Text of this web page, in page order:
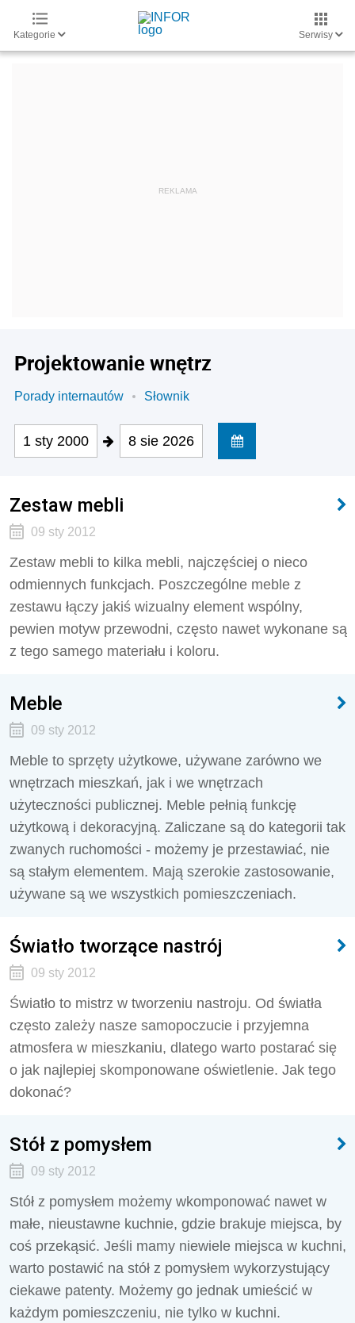
Kategorie Serwisy
Projektowanie wnętrz
Porady internautów Słownik
1 sty 2000 8 sie 2026
Zestaw mebli
09 sty 2012
Zestaw mebli to kilka mebli, najczęściej o nieco
odmiennych funkcjach. Poszczególne meble z
zestawu łączy jakiś wizualny element wspólny,
pewien motyw przewodni, często nawet wykonane są
z tego samego materiału i koloru.
Meble
09 sty 2012
Meble to sprzęty użytkowe, używane zarówno we
wnętrzach mieszkań, jak i we wnętrzach
użyteczności publicznej. Meble pełnią funkcję
użytkową i dekoracyjną. Zaliczane są do kategorii tak
zwanych ruchomości - możemy je przestawiać, nie
są stałym elementem. Mają szerokie zastosowanie,
używane są we wszystkich pomieszczeniach.
Światło tworzące nastrój
09 sty 2012
Światło to mistrz w tworzeniu nastroju. Od światła
często zależy nasze samopoczucie i przyjemna
atmosfera w mieszkaniu, dlatego warto postarać się
o jak najlepiej skomponowane oświetlenie. Jak tego
dokonać?
Stół z pomysłem
09 sty 2012
Stół z pomysłem możemy wkomponować nawet w
małe, nieustawne kuchnie, gdzie brakuje miejsca, by
coś przekąsić. Jeśli mamy niewiele miejsca w kuchni,
warto postawić na stół z pomysłem wykorzystujący
ciekawe patenty. Możemy go jednak umieścić w
każdym pomieszczeniu, nie tylko w kuchni.